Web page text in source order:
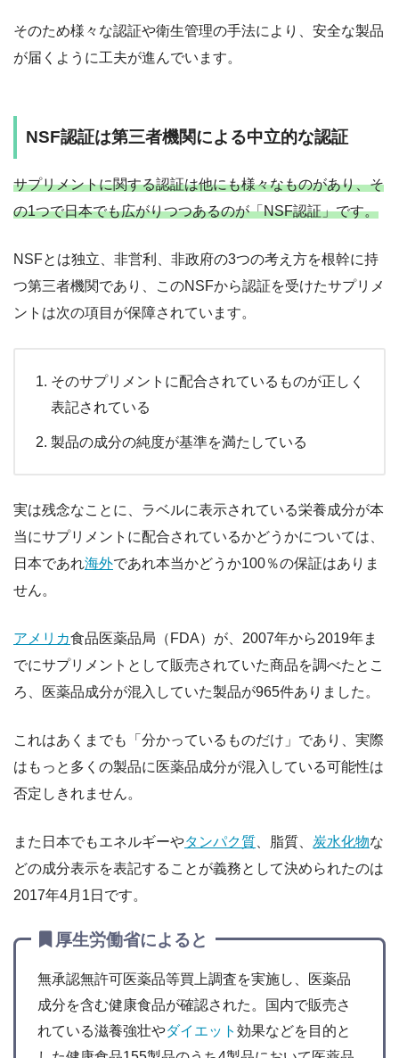
そのため様々な認証や衛生管理の手法により、安全な製品
が届くように工夫が進んでいます。
NSF認証は第三者機関による中立的な認証
サプリメントに関する認証は他にも様々なものがあり、そ
の1つで日本でも広がりつつあるのが「NSF認証」です。
NSFとは独立、非営利、非政府の3つの考え方を根幹に持
つ第三者機関であり、このNSFから認証を受けたサプリメ
ントは次の項目が保障されています。
そのサプリメントに配合されているものが正しく
表記されている
製品の成分の純度が基準を満たしている
実は残念なことに、ラベルに表示されている栄養成分が本
当にサプリメントに配合されているかどうかについては、
日本であれ海外であれ本当かどうか100％の保証はありま
せん。
アメリカ食品医薬品局（FDA）が、2007年から2019年ま
でにサプリメントとして販売されていた商品を調べたとこ
ろ、医薬品成分が混入していた製品が965件ありました。
これはあくまでも「分かっているものだけ」であり、実際
はもっと多くの製品に医薬品成分が混入している可能性は
否定しきれません。
また日本でもエネルギーやタンパク質 、脂質、 炭水化物な
どの成分表示を表記することが義務として決められたのは
2017年4月1日です。
厚生労働省によると
無承認無許可医薬品等買上調査を実施し、医薬品
成分を含む健康食品が確認された。国内で販売さ
れている滋養強壮やダイエット 効果などを目的と